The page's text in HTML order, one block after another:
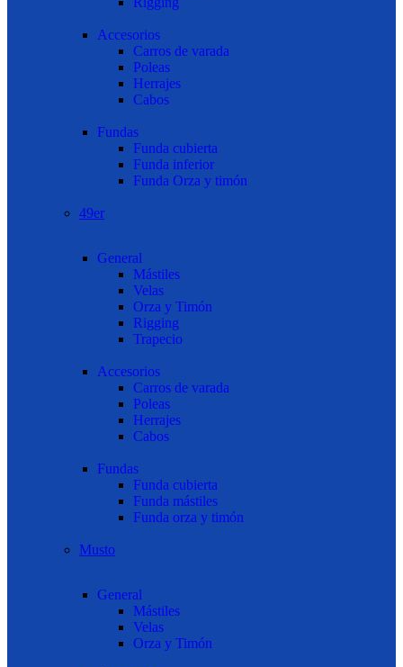
Accesorios
Carros de varada
Poleas
Herrajes
Cabos
Fundas
Funda cubierta
Funda inferior
Funda Orza y timón
49er
General
Mástiles
Velas
Orza y Timón
Rigging
Trapecio
Accesorios
Carros de varada
Poleas
Herrajes
Cabos
Fundas
Funda cubierta
Funda mástiles
Funda orza y timón
Musto
General
Mástiles
Velas
Orza y Timón